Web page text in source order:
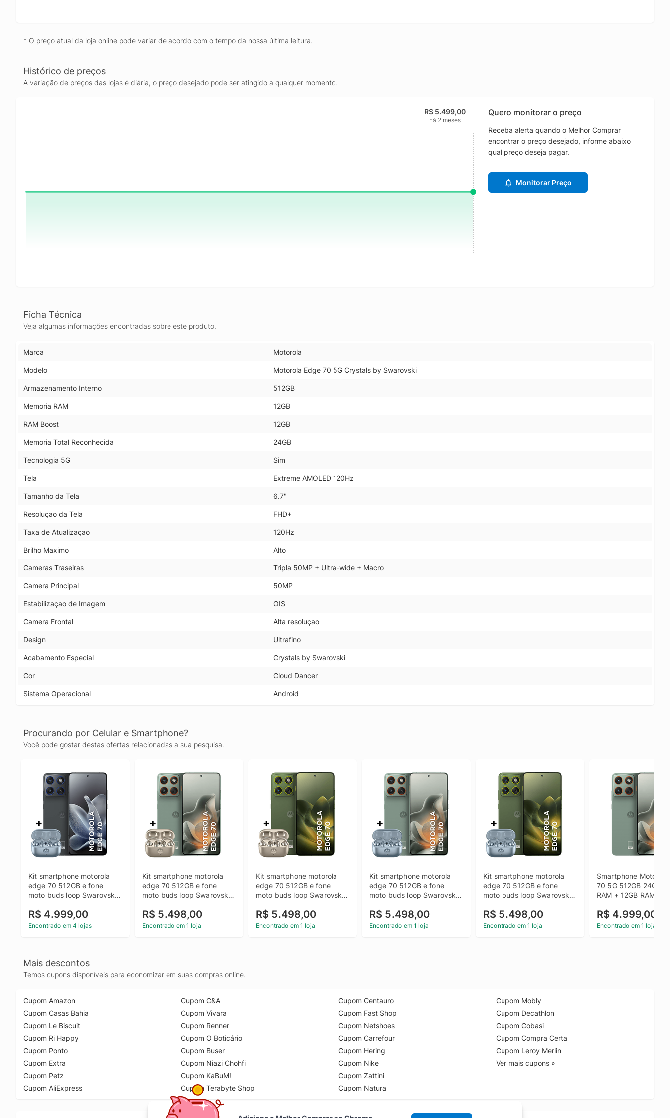
* O preço atual da loja online pode variar de acordo com o tempo da nossa última leitura.
Histórico de preços
A variação de preços das lojas é diária, o preço desejado pode ser atingido a qualquer momento.
R$ 5.499,00
há 2 meses
Quero monitorar o preço
Receba alerta quando o Melhor Comprar
encontrar o preço desejado, informe abaixo
qual preço deseja pagar.
Monitorar Preço
Ficha Técnica
Veja algumas informações encontradas sobre este produto.
Marca Motorola
Modelo Motorola Edge 70 5G Crystals by Swarovski
Armazenamento Interno 512GB
Memoria RAM 12GB
RAM Boost 12GB
Memoria Total Reconhecida 24GB
Tecnologia 5G Sim
Tela Extreme AMOLED 120Hz
Tamanho da Tela 6.7"
Resoluçao da Tela FHD+
Taxa de Atualizaçao 120Hz
Brilho Maximo Alto
Cameras Traseiras Tripla 50MP + Ultra-wide + Macro
Camera Principal 50MP
Estabilizaçao de Imagem OIS
Camera Frontal Alta resoluçao
Design Ultrafino
Acabamento Especial Crystals by Swarovski
Cor Cloud Dancer
Sistema Operacional Android
Procurando por Celular e Smartphone?
Você pode gostar destas ofertas relacionadas a sua pesquisa.
Kit smartphone motorola
edge 70 512GB e fone
moto buds loop Swarovski
+ 12GB RAM Boost),
Ultrafino, 3 cameras 50MP
R$ 4.999,00
Encontrado em 4 lojas
Kit smartphone motorola
edge 70 512GB e fone
moto buds loop Swarovski
RAM + 12GB RAM Boost),
Ultrafino, 3 cameras 50MP
R$ 5.498,00
Encontrado em 1 loja
Kit smartphone motorola
edge 70 512GB e fone
moto buds loop Swarovski
RAM + 12GB RAM Boost),
Ultrafino, 3 cameras 50MP
R$ 5.498,00
Encontrado em 1 loja
Kit smartphone motorola
edge 70 512GB e fone
moto buds loop Swarovski
+ 12GB RAM Boost),
Ultrafino, 3 cameras 50MP
R$ 5.498,00
Encontrado em 1 loja
Kit smartphone motorola
edge 70 512GB e fone
moto buds loop Swarovski
+ 12GB RAM Boost),
Ultrafino, 3 cameras 50MP
R$ 5.498,00
Encontrado em 1 loja
Smartphone Motorola
70 5G 512GB 24GB
RAM + 12GB RAM
e tela extreme
120hz - Lily Pad
R$ 4.999,00
Encontrado em 1 loja
Mais descontos
Temos cupons disponíveis para economizar em suas compras online.
Cupom Amazon
Cupom Casas Bahia
Cupom Le Biscuit
Cupom Ri Happy
Cupom Ponto
Cupom Extra
Cupom Petz
Cupom AliExpress
Cupom C&A
Cupom Vivara
Cupom Renner
Cupom O Boticário
Cupom Buser
Cupom Niazi Chohfi
Cupom KaBuM!
Cupom Terabyte Shop
Cupom Centauro
Cupom Fast Shop
Cupom Netshoes
Cupom Carrefour
Cupom Hering
Cupom Nike
Cupom Zattini
Cupom Natura
Cupom Mobly
Cupom Decathlon
Cupom Cobasi
Cupom Compra Certa
Cupom Leroy Merlin
Ver mais cupons »